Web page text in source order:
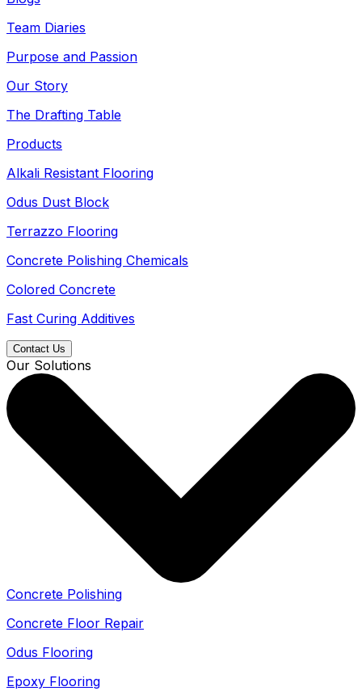
Team Diaries
Purpose and Passion
Our Story
The Drafting Table
Products
Alkali Resistant Flooring
Odus Dust Block
Terrazzo Flooring
Concrete Polishing Chemicals
Colored Concrete
Fast Curing Additives
Contact Us
Our Solutions
Concrete Polishing
Concrete Floor Repair
Odus Flooring
Epoxy Flooring